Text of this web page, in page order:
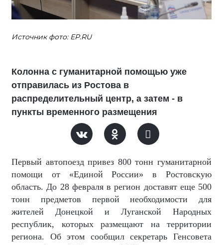
Источник фото: ЕР.RU
Колонна с гуманитарной помощью уже
отправилась из Ростова в
распределительный центр, а затем - в
пункты временного размещения
Первый автопоезд привез 800 тонн гуманитарной
помощи от «Единой России» в Ростовскую
область. До 28 февраля в регион доставят еще 500
тонн предметов первой необходимости для
жителей Донецкой и Луганской Народных
республик, которых размещают на территории
региона. Об этом сообщил секретарь Генсовета